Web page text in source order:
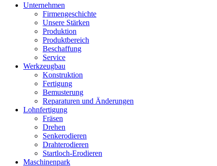
Unternehmen
Firmengeschichte
Unsere Stärken
Produktion
Produktbereich
Beschaffung
Service
Werkzeugbau
Konstruktion
Fertigung
Bemusterung
Reparaturen und Änderungen
Lohnfertigung
Fräsen
Drehen
Senkerodieren
Drahterodieren
Startloch-Erodieren
Maschinenpark